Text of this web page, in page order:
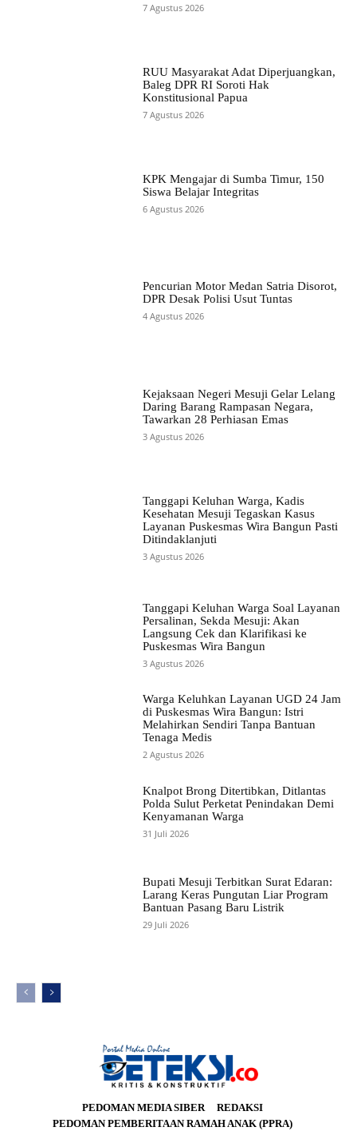
7 Agustus 2026
RUU Masyarakat Adat Diperjuangkan,
Baleg DPR RI Soroti Hak
Konstitusional Papua
7 Agustus 2026
KPK Mengajar di Sumba Timur, 150
Siswa Belajar Integritas
6 Agustus 2026
Pencurian Motor Medan Satria Disorot,
DPR Desak Polisi Usut Tuntas
4 Agustus 2026
Kejaksaan Negeri Mesuji Gelar Lelang
Daring Barang Rampasan Negara,
Tawarkan 28 Perhiasan Emas
3 Agustus 2026
Tanggapi Keluhan Warga, Kadis
Kesehatan Mesuji Tegaskan Kasus
Layanan Puskesmas Wira Bangun Pasti
Ditindaklanjuti
3 Agustus 2026
Tanggapi Keluhan Warga Soal Layanan
Persalinan, Sekda Mesuji: Akan
Langsung Cek dan Klarifikasi ke
Puskesmas Wira Bangun
3 Agustus 2026
Warga Keluhkan Layanan UGD 24 Jam
di Puskesmas Wira Bangun: Istri
Melahirkan Sendiri Tanpa Bantuan
Tenaga Medis
2 Agustus 2026
Knalpot Brong Ditertibkan, Ditlantas
Polda Sulut Perketat Penindakan Demi
Kenyamanan Warga
31 Juli 2026
Bupati Mesuji Terbitkan Surat Edaran:
Larang Keras Pungutan Liar Program
Bantuan Pasang Baru Listrik
29 Juli 2026
PEDOMAN MEDIA SIBER
REDAKSI
PEDOMAN PEMBERITAAN RAMAH ANAK (PPRA)